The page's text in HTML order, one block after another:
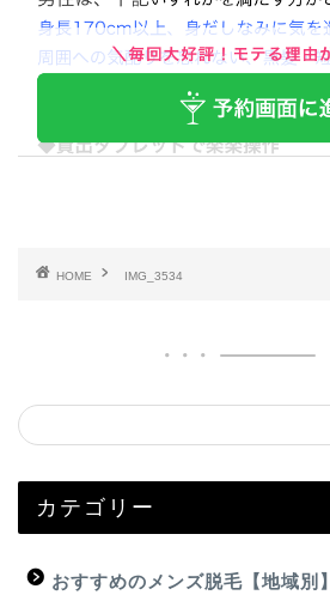
HOME IMG_3534
カテゴリー
おすすめのメンズ脱毛【地域別】